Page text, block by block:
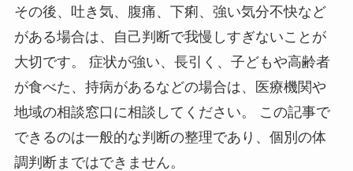
その後、吐き気、腹痛、下痢、強い気分不快など
がある場合は、自己判断で我慢しすぎないことが
大切です。 症状が強い、長引く、子どもや高齢者
が食べた、持病があるなどの場合は、医療機関や
地域の相談窓口に相談してください。 この記事で
できるのは一般的な判断の整理であり、個別の体
調判断まではできません。